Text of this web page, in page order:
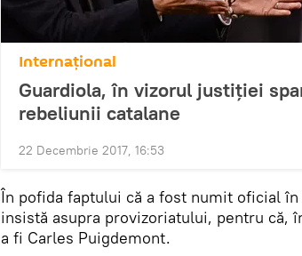
Internaţional
Guardiola, în vizorul justiției
rebeliunii catalane
22 Decembrie 2017, 16:53
În pofida faptului că a fost numit oficial
insistă asupra provizoriatului, pentru că,
a fi Carles Puigdemont.